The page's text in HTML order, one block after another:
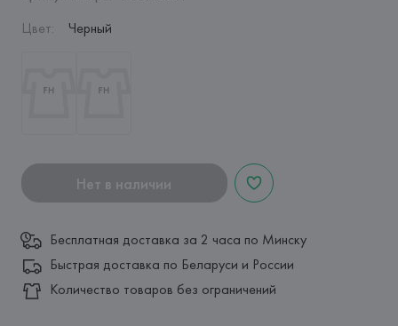
Цвет: Черный
Нет в наличии
Бесплатная доставка за 2 часа по Минску
Быстрая доставка по Беларуси и России
Количество товаров без ограничений